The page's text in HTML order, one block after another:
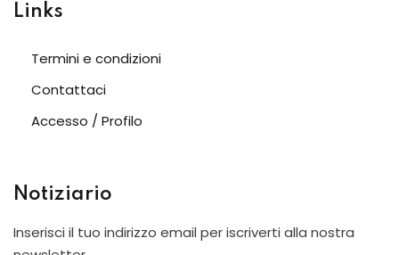
Links
Termini e condizioni
Contattaci
Accesso / Profilo
Notiziario
Inserisci il tuo indirizzo email per iscriverti alla nostra